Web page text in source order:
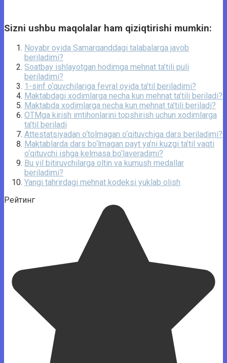
Sizni ushbu maqolalar ham qiziqtirishi mumkin:
Noyabr oyida Samarqanddagi talabalarga javob
beriladimi?
Soatbay ishlayotgan hodimga mehnat ta’tili puli
beriladimi?
1-sinf o‘quvchilariga fevral oyida ta’til beriladimi?
Maktabdagi xodimlarga necha kun mehnat ta’tili beriladi?
Maktabda xodimlarga necha kun mehnat ta’tili beriladi?
OTMga kirish imtihonlarini topshirish uchun xodimlarga
ta’til beriladi
Attestatsiyadan o‘tolmagan o‘qituvchiga dars beriladimi?
Maktablarda dars bo‘lmagan payt ya’ni kuzgi ta’til vaqti
o‘qituvchi ishga kelmasa bo‘laveradimi?
Bu yil bitiruvchilarga oltin va kumush medallar
beriladimi?
Yangi tahrirdagi mehnat kodeksi yuklab olish
Рейтинг